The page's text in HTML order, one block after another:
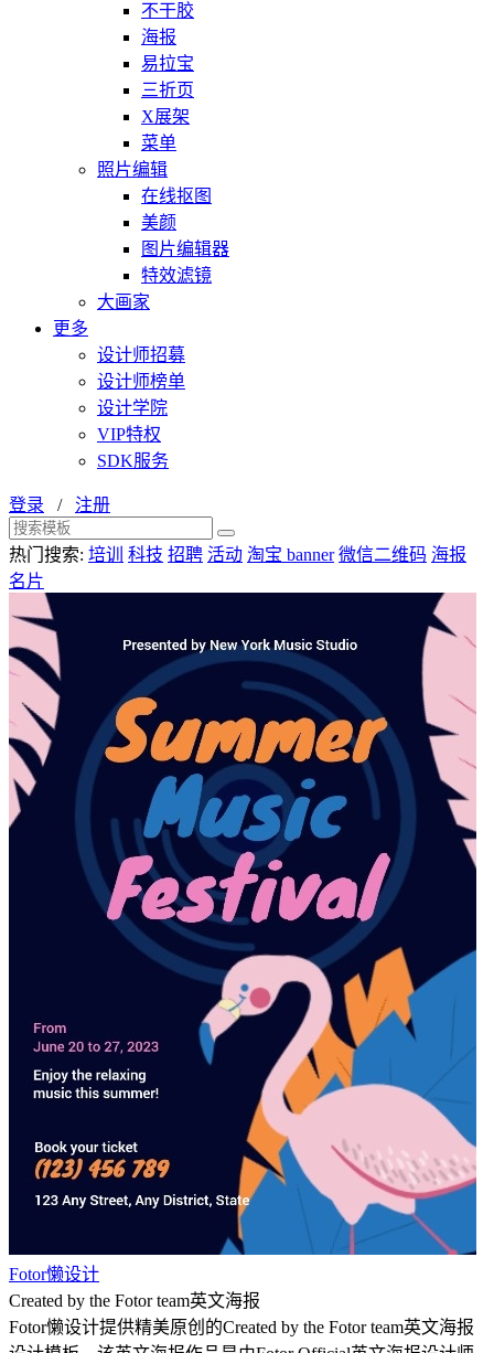
不干胶
海报
易拉宝
三折页
X展架
菜单
照片编辑
在线抠图
美颜
图片编辑器
特效滤镜
大画家
更多
设计师招募
设计师榜单
设计学院
VIP特权
SDK服务
登录 / 注册
热门搜索: 培训 科技 招聘 活动 淘宝 banner 微信二维码 海报
名片
Fotor懒设计
Created by the Fotor team英文海报
Fotor懒设计提供精美原创的Created by the Fotor team英文海报